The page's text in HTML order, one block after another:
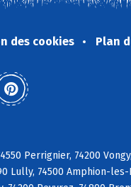
des cookies Plan
Perrignier, 74200
Lully, 74500 Amphion-